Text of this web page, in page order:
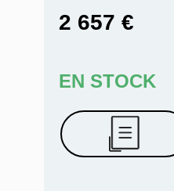
2 657 €
EN STOCK